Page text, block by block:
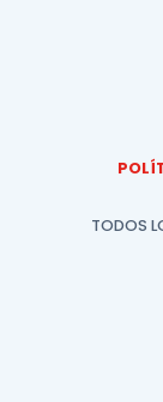
TODOS